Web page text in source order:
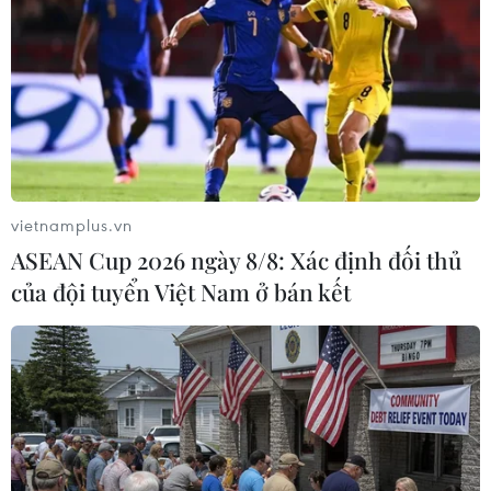
Bashir sẽ không bị dẫn độ
12/04/2019 11:25
Hội đồng quân sự chuyển tiếp Sudan cho biết sẽ không
dẫn độ Tổng thống bị lật đổ Omar al-Bashir, nhưng
khẳng định ông al-Bashir có thể bị xét xử ở Sudan.
vietnamplus.vn
ASEAN Cup 2026 ngày 8/8: Xác định đối thủ
của đội tuyển Việt Nam ở bán kết